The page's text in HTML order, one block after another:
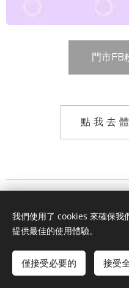
門市FB
點 我 去
我們使用了 cookies 來確保我
提供最佳的使用體驗。
僅接受必要的 接受